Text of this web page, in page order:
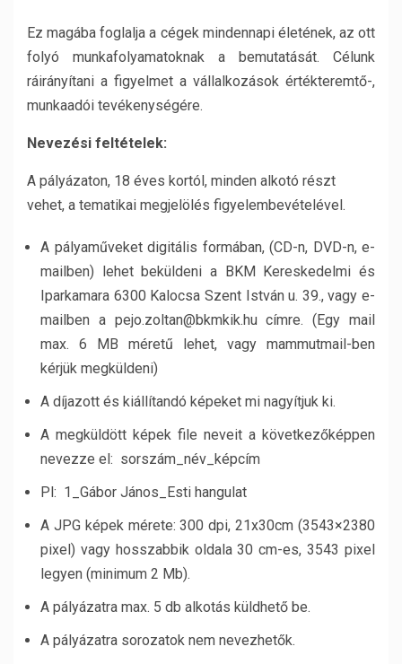
Ez magába foglalja a cégek mindennapi életének, az ott
folyó munkafolyamatoknak a bemutatását. Célunk
ráirányítani a figyelmet a vállalkozások értékteremtő-,
munkaadói tevékenységére.
Nevezési feltételek:
A pályázaton, 18 éves kortól, minden alkotó részt
vehet, a tematikai megjelölés figyelembevételével.
A pályaműveket digitális formában, (CD-n, DVD-n, e-
mailben) lehet beküldeni a BKM Kereskedelmi és
Iparkamara 6300 Kalocsa Szent István u. 39., vagy e-
mailben a pejo.zoltan@bkmkik.hu címre. (Egy mail
max. 6 MB méretű lehet, vagy mammutmail-ben
kérjük megküldeni)
A díjazott és kiállítandó képeket mi nagyítjuk ki.
A megküldött képek file neveit a következőképpen
nevezze el: sorszám­_név_képcím
Pl: 1_Gábor János_Esti hangulat
A JPG képek mérete: 300 dpi, 21x30cm (3543×2380
pixel) vagy hosszabbik oldala 30 cm-es, 3543 pixel
legyen (minimum 2 Mb).
A pályázatra max. 5 db alkotás küldhető be.
A pályázatra sorozatok nem nevezhetők.